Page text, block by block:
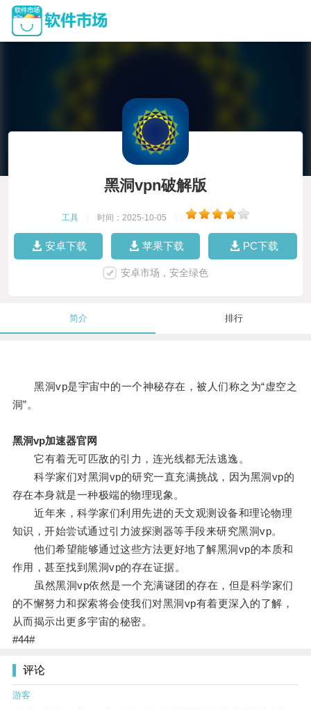
黑洞vpn破解版
工具 时间：2025-10-05
安卓下载 苹果下载 PC下载
安卓市场，安全绿色
简介 排行
黑洞vp是宇宙中的一个神秘存在，被人们称之为“虚空之
洞”。
黑洞vp加速器官网
它有着无可匹敌的引力，连光线都无法逃逸。
科学家们对黑洞vp的研究一直充满挑战，因为黑洞vp的
存在本身就是一种极端的物理现象。
近年来，科学家们利用先进的天文观测设备和理论物理
知识，开始尝试通过引力波探测器等手段来研究黑洞vp。
他们希望能够通过这些方法更好地了解黑洞vp的本质和
作用，甚至找到黑洞vp的存在证据。
虽然黑洞vp依然是一个充满谜团的存在，但是科学家们
的不懈努力和探索将会使我们对黑洞vp有着更深入的了解，
从而揭示出更多宇宙的秘密。
#44#
评论
游客